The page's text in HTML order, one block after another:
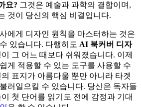
요? 그것은 예술과 과학의 결합이며,
것이 당신의 핵심 비결입니다.
에게 디자인 원칙을 마스터하는 것은
있습니다. 다행히도 AI 북커버 디자
그 어느 때보다 쉬워졌습니다. 이제
게 적용할 수 있는 도구를 사용할 수
표지가 아름다울 뿐만 아니라 타겟
러일으킬 수 있습니다. 당신은 독자들
첫 단어를 읽기도 전에 감정과 기대